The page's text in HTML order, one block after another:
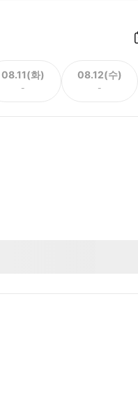
08.11(화)
-
08.12(수)
-